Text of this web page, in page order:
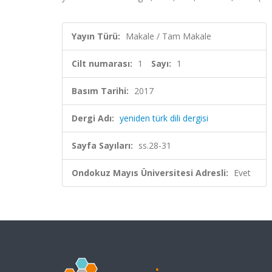
Yayın Türü: Makale / Tam Makale
Cilt numarası: 1 Sayı: 1
Basım Tarihi: 2017
Dergi Adı: yeniden türk dili dergisi
Sayfa Sayıları: ss.28-31
Ondokuz Mayıs Üniversitesi Adresli: Evet